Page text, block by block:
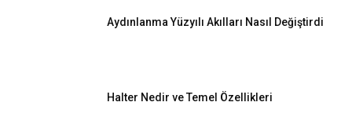
Aydınlanma Yüzyılı Akılları Nasıl Değiştirdi
Halter Nedir ve Temel Özellikleri